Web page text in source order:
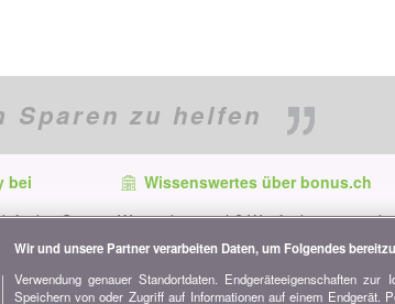
Sparen zu helfen
bei
finden Sie
auf:
Wissenswertes über bonus.ch
Wer ist bonus.ch? Wie funktionieren die
Vergleiche? Presseanfragen,
Wir und unsere Partner verarbeiten Daten, um Folgendes
Verwendung genauer Standortdaten. Endgeräteeigenschaften zur
Speichern von oder Zugriff auf Informationen auf einem Endgerät.